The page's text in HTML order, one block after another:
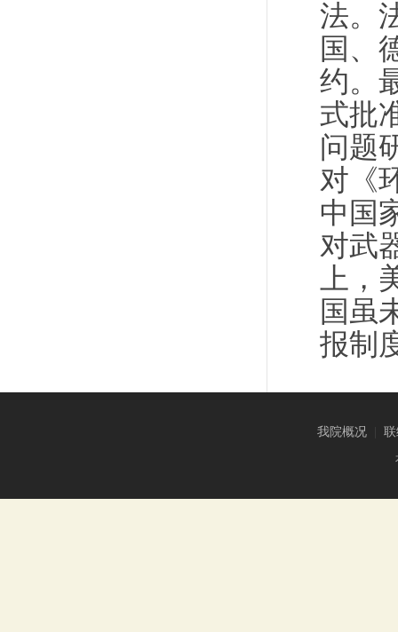
法。
国、
约。
式批
问题
对《
中国
对武
上
国虽
报制
我院概况